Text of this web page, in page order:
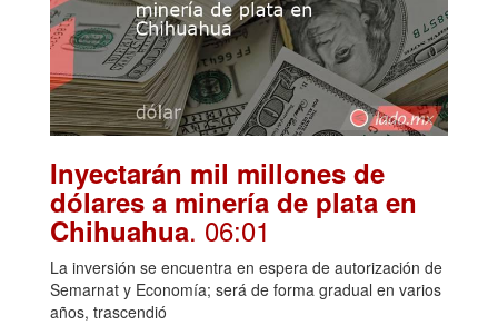
Inyectarán mil millones de
dólares a minería de plata en
Chihuahua. 06:01
La inversión se encuentra en espera de autorización de
Semarnat y Economía; será de forma gradual en varios
años, trascendió